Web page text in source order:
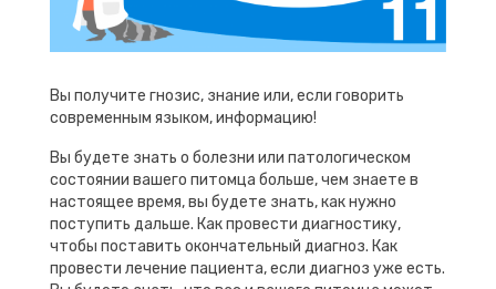
Вы получите гнозис, знание или, если говорить
современным языком, информацию!
Вы будете знать о болезни или патологическом
состоянии вашего питомца больше, чем знаете в
настоящее время, вы будете знать, как нужно
поступить дальше. Как провести диагностику,
чтобы поставить окончательный диагноз. Как
провести лечение пациента, если диагноз уже есть.